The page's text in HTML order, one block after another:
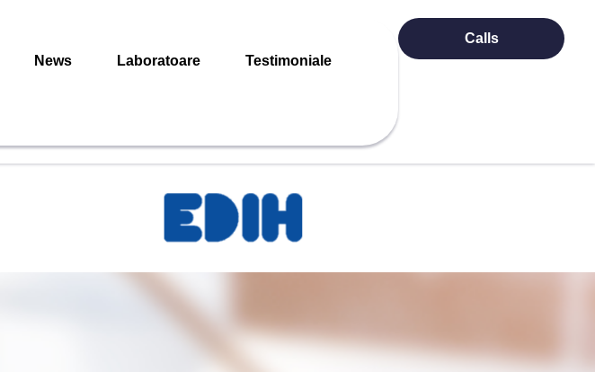
News Laboratoare Testimoniale
Calls